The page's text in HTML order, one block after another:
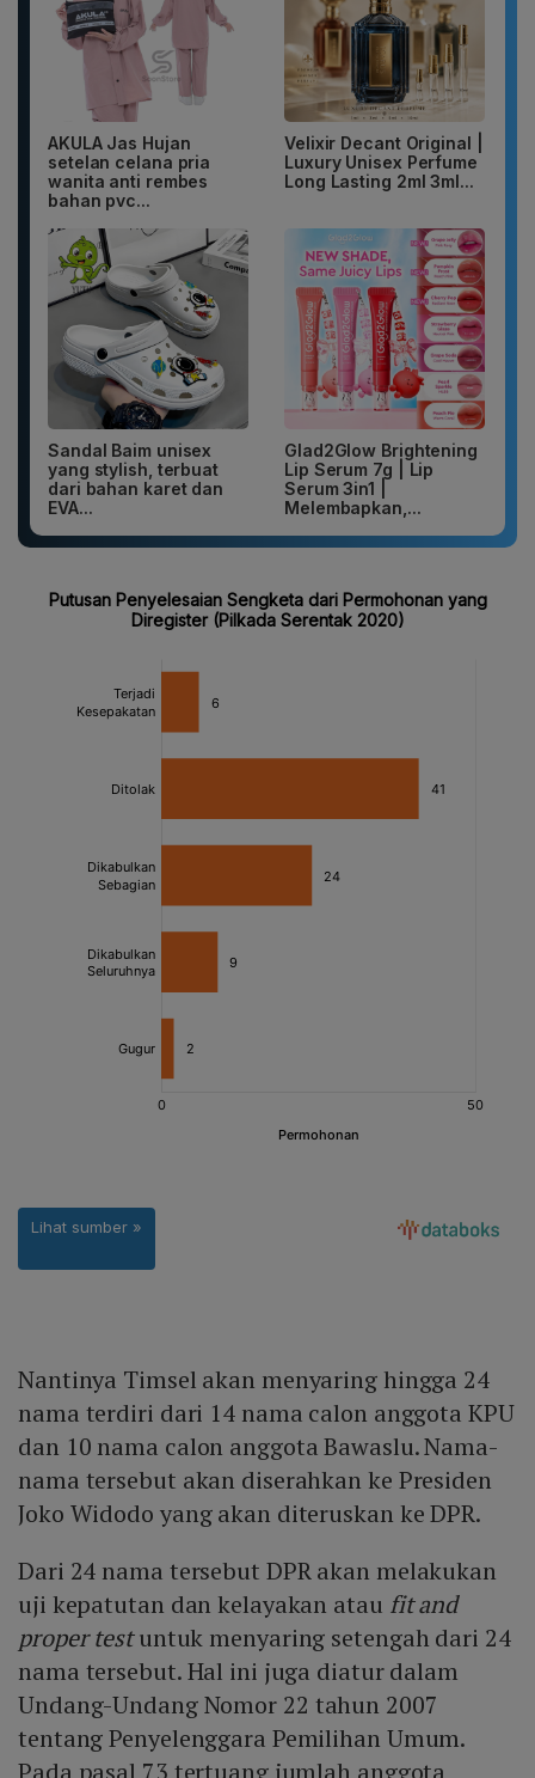
AKULA Jas Hujan
setelan celana pria
wanita anti rembes
bahan pvc...
Velixir Decant Original |
Luxury Unisex Perfume
Long Lasting 2ml 3ml...
Sandal Baim unisex
yang stylish, terbuat
dari bahan karet dan
EVA...
Glad2Glow Brightening
Lip Serum 7g | Lip
Serum 3in1 |
Melembapkan,...
Nantinya Timsel akan menyaring hingga 24
nama terdiri dari 14 nama calon anggota KPU
dan 10 nama calon anggota Bawaslu. Nama-
nama tersebut akan diserahkan ke Presiden
Joko Widodo yang akan diteruskan ke DPR.
Dari 24 nama tersebut DPR akan melakukan
uji kepatutan dan kelayakan atau fit and
proper testuntuk menyaring setengah dari 24
nama tersebut. Hal ini juga diatur dalam
Undang-Undang Nomor 22 tahun 2007
tentang Penyelenggara Pemilihan Umum.